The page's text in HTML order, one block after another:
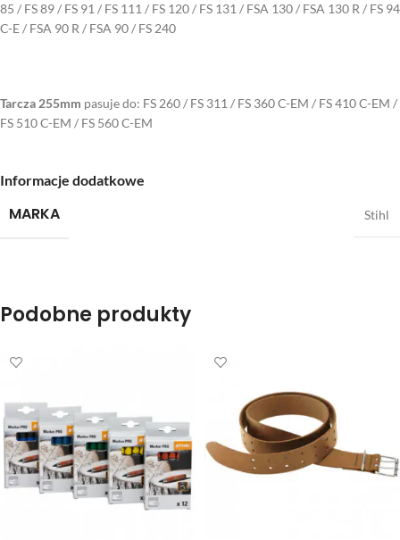
85 / FS 89 / FS 91 / FS 111 / FS 120 / FS 131 / FSA 130 / FSA 130 R / FS 94
C-E / FSA 90 R / FSA 90 / FS 240
Tarcza 255mm pasuje do: FS 260 / FS 311 / FS 360 C-EM / FS 410 C-EM /
FS 510 C-EM / FS 560 C-EM
Informacje dodatkowe
MARKA Stihl
Podobne produkty